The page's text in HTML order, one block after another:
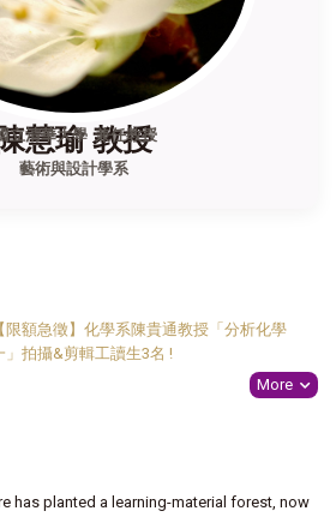
慧瑜 教授
藝術與設計學系
立清華大學 兼任教授
【限額急徵】化學系陳貴通教授「分析化學
」拍攝&剪輯工讀生3名 !
More
has planted a learning-material forest, now